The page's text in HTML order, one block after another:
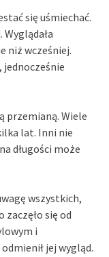
się uśmiechać.
niż wcześniej.
jednocześnie
przemianą. Wiele
lat. Inni nie
długości może
wszystkich,
zaczęło się od
i
jej wygląd.